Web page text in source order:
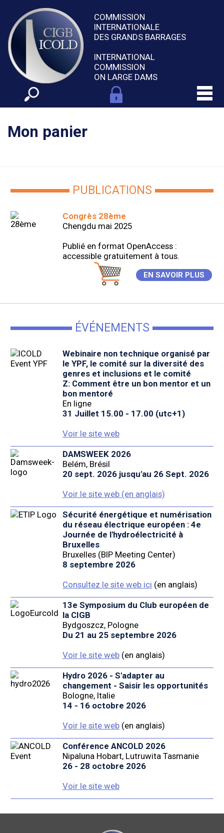
COMMISSION
INTERNATIONALE
DES GRANDS BARRAGES
INTERNATIONAL
COMMISSION
ON LARGE DAMS
PUBLICATIONS
Congrès 28ème
Chengdu mai 2025
Publié en format OpenAccess :
accessible gratuitement à tous.
EN SAVOIR PLUS
ÉVÉNEMENTS
Webinaire non technique organisé par
le YPF, le comité sur la diversité des
genres et inclusions et le comité
Z: Comment être un bon mentor et un
bon mentoré
En ligne
31 Juillet 15.00 - 17.00 (utc+1)
Voir le site web
DAMSWEEK 2026
Belém, Brésil
20 sept. 2026 jusqu'au 26 Sept. 2026
Voir le site web (en anglais)
Sécurité énergétique et numérisation
du réseau électrique européen : 4e
Journée de l'hydroélectricité à
Bruxelles
Bruxelles (BIP Meeting Center)
8 septembre 2026
Consultez le site web ici (en anglais)
13e Symposium du Club européen de
la CIGB
Bydgoszcz, Pologne
Du 21 au 25 septembre 2026
Voir le site web(en anglais)
Hydro 2026 - S'adapter au
changement - Saisir les opportunités
Bologne, Italie
14 - 16 octobre 2026
Voir le site web(en anglais)
Conférence ANCOLD 2026
Nipaluna Hobart, Lutruwita Tasmanie
26 - 28 octobre 2026
Voir le site web
Mon panier